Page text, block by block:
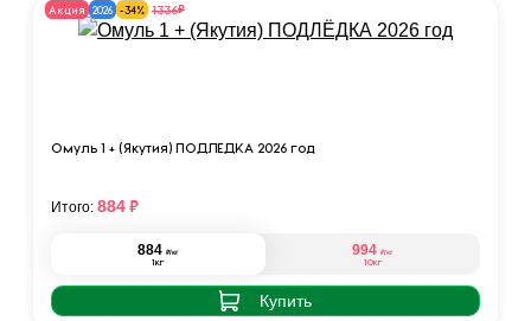
Акция 2026 -34% 1336₽
Омуль 1 + (Якутия) ПОДЛЁДКА 2026 год
884 ₽/кг
1кг
994 ₽/кг
10кг
Купить
Итого: 884₽